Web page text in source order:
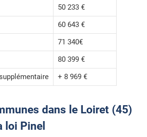
50 233 €
60 643 €
71 340€
80 399 €
+ 8 969 €
dans le Loiret (45)
loi Pinel